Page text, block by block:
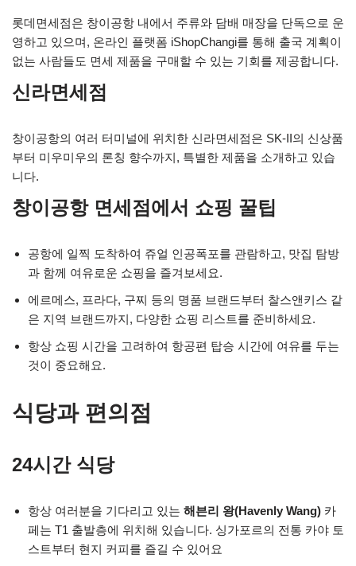
롯데면세점은 창이공항 내에서 주류와 담배 매장을 단독으로 운
영하고 있으며, 온라인 플랫폼 iShopChangi를 통해 출국 계획이
없는 사람들도 면세 제품을 구매할 수 있는 기회를 제공합니다.
신라면세점
창이공항의 여러 터미널에 위치한 신라면세점은 SK-II의 신상품
부터 미우미우의 론칭 향수까지, 특별한 제품을 소개하고 있습
니다.
창이공항 면세점에서 쇼핑 꿀팁
공항에 일찍 도착하여 쥬얼 인공폭포를 관람하고, 맛집 탐방
과 함께 여유로운 쇼핑을 즐겨보세요.
에르메스, 프라다, 구찌 등의 명품 브랜드부터 찰스앤키스 같
은 지역 브랜드까지, 다양한 쇼핑 리스트를 준비하세요.
항상 쇼핑 시간을 고려하여 항공편 탑승 시간에 여유를 두는
것이 중요해요.
식당과 편의점
24시간 식당
항상 여러분을 기다리고 있는 해븐리 왕(Havenly Wang) 카
페는 T1 출발층에 위치해 있습니다. 싱가포르의 전통 카야 토
스트부터 현지 커피를 즐길 수 있어요